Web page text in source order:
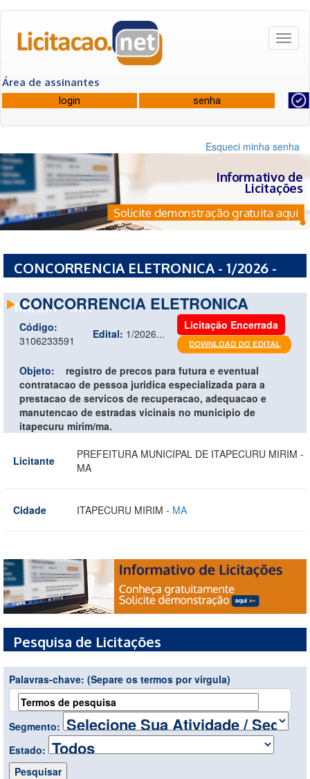
Área de assinantes
Esqueci minha senha
Informativo de
Licitações
Solicite demonstração gratuita aqui
CONCORRENCIA ELETRONICA - 1/2026 -
MIRIM - MA
CONCORRENCIA ELETRONICA
Código:
3106233591
Edital: 1/2026...
Licitação Encerrada
Objeto:
registro de precos para futura e eventual
contratacao de pessoa juridica especializada para a
prestacao de servicos de recuperacao, adequacao e
manutencao de estradas vicinais no municipio de
itapecuru mirim/ma.
Licitante
PREFEITURA MUNICIPAL DE ITAPECURU MIRIM -
MA
Cidade ITAPECURU MIRIM - MA
Pesquisa de Licitações
Palavras-chave: (Separe os termos por virgula)
Segmento:
Estado: